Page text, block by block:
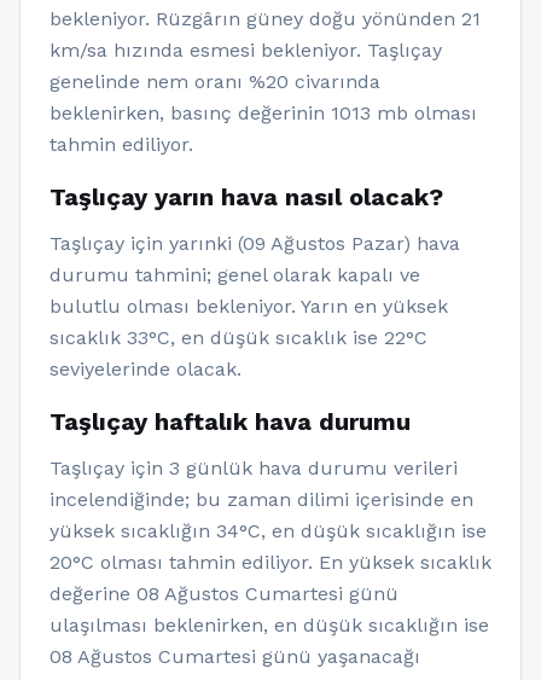
bekleniyor. Rüzgârın güney doğu yönünden 21
km/sa hızında esmesi bekleniyor. Taşlıçay
genelinde nem oranı %20 civarında
beklenirken, basınç değerinin 1013 mb olması
tahmin ediliyor.
Taşlıçay yarın hava nasıl olacak?
Taşlıçay için yarınki (09 Ağustos Pazar) hava
durumu tahmini; genel olarak kapalı ve
bulutlu olması bekleniyor. Yarın en yüksek
sıcaklık 33°C, en düşük sıcaklık ise 22°C
seviyelerinde olacak.
Taşlıçay haftalık hava durumu
Taşlıçay için 3 günlük hava durumu verileri
incelendiğinde; bu zaman dilimi içerisinde en
yüksek sıcaklığın 34°C, en düşük sıcaklığın ise
20°C olması tahmin ediliyor. En yüksek sıcaklık
değerine 08 Ağustos Cumartesi günü
ulaşılması beklenirken, en düşük sıcaklığın ise
08 Ağustos Cumartesi günü yaşanacağı